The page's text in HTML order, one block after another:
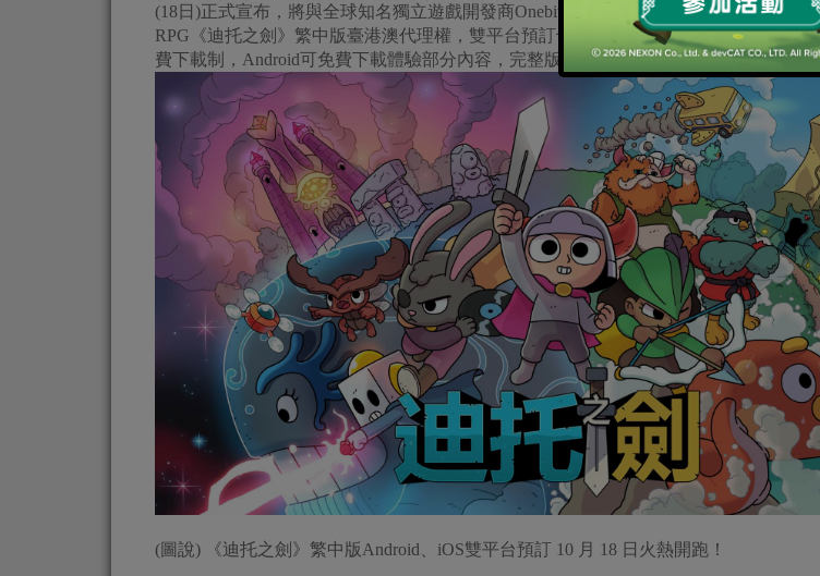
(18日)正式宣布，將與全球知名獨立遊戲開發商Onebitbeyond攜手合作，取得旗下地下城
RPG《迪托之劍》繁中版臺港澳代理權，雙平台預訂也同步於即日起熱血展開！《迪
費下載制，Android可免費下載體驗部分內容，完整版本需另外購買，售價皆為新台幣
(圖說) 《迪托之劍》繁中版Android、iOS雙平台預訂 10 月 18 日火熱開跑！